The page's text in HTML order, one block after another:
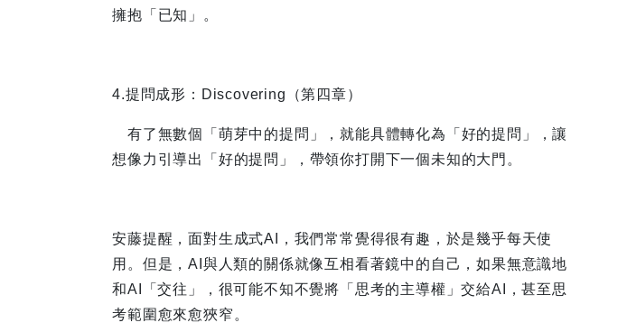
擁抱「已知」。
4.提問成形：Discovering（第四章）
有了無數個「萌芽中的提問」，就能具體轉化為「好的提問」，讓
想像力引導出「好的提問」，帶領你打開下一個未知的大門。
安藤提醒，面對生成式AI，我們常常覺得很有趣，於是幾乎每天使
用。但是，AI與人類的關係就像互相看著鏡中的自己，如果無意識地
和AI「交往」，很可能不知不覺將「思考的主導權」交給AI，甚至思
考範圍愈來愈狹窄。